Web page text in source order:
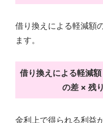
借り換えによる軽減額
ます。
借り換えによる軽減
の差 × 残
金利上で得られる利益